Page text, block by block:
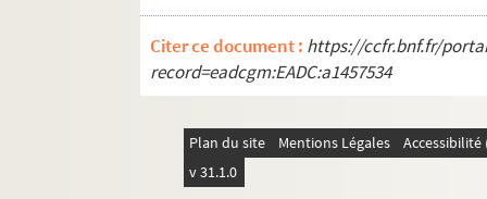
Citer ce document : https://ccfr.bnf.fr/
record=eadcgm:EADC:a1457534
Plan du site Mentions Légales
v 31.1.0